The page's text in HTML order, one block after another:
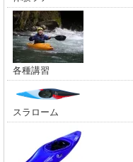
各種講習
スラローム